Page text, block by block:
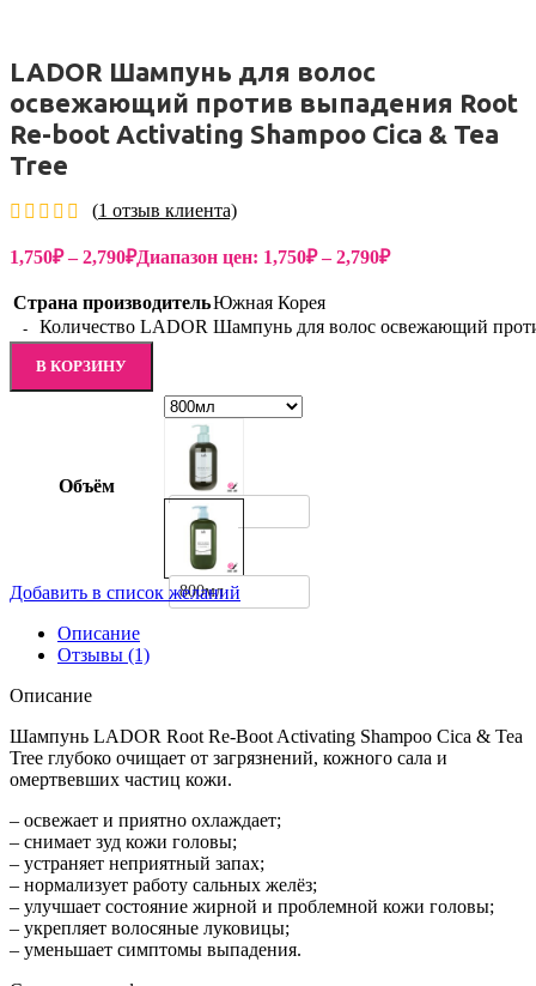
LADOR Шампунь для волос
освежающий против выпадения Root
Re-boot Activating Shampoo Cica & Tea
Tree
(1 отзыв клиента)
1,750₽ – 2,790₽Диапазон цен: 1,750₽ – 2,790₽
Страна производительЮжная Корея
Количество LADOR Шампунь для волос освежающий
В КОРЗИНУ
Объём
350мл
800мл
Добавить в список желаний
Описание
Отзывы (1)
Описание
Шампунь LADOR Root Re-Boot Activating Shampoo Cica & Tea
Tree глубоко очищает от загрязнений, кожного сала и
омертвевших частиц кожи.
– освежает и приятно охлаждает;
– снимает зуд кожи головы;
– устраняет неприятный запах;
– нормализует работу сальных желёз;
– улучшает состояние жирной и проблемной кожи головы;
– укрепляет волосяные луковицы;
– уменьшает симптомы выпадения.